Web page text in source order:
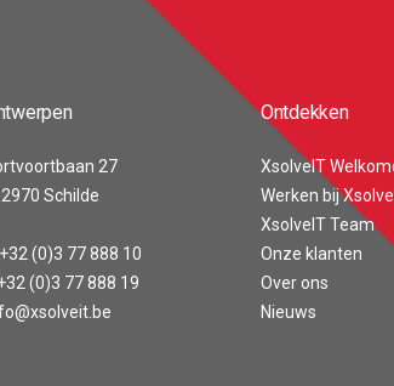
27
2970 Schilde
(0)3 77 888 10
(0)3 77 888 19
Ontdekken
XsolveIT
Werken bij
XsolveIT Team
Onze klanten
Over ons
Nieuws